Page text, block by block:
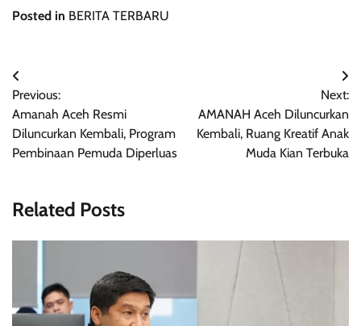
Posted in BERITA TERBARU
Post
navigation
Previous:
Amanah Aceh Resmi
Diluncurkan Kembali, Program
Pembinaan Pemuda Diperluas
Next:
AMANAH Aceh Diluncurkan
Kembali, Ruang Kreatif Anak
Muda Kian Terbuka
Related Posts